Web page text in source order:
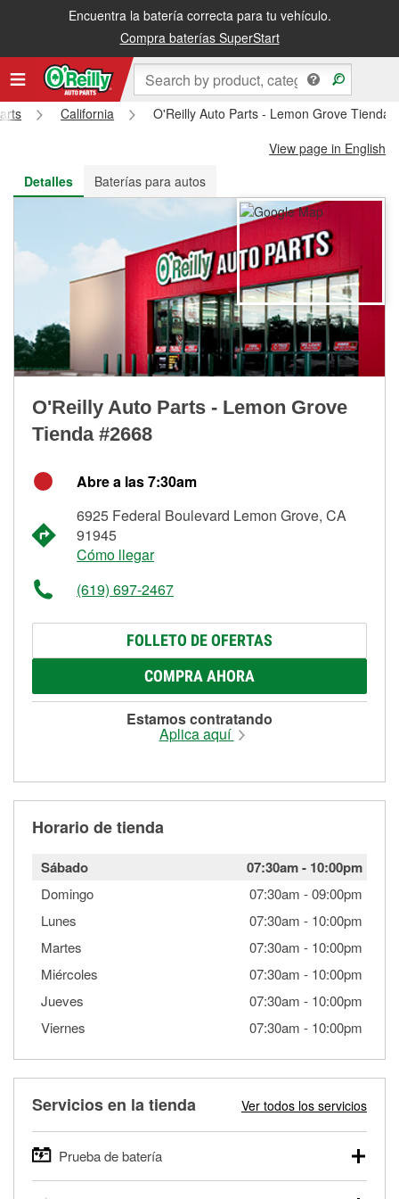
Encuentra la batería correcta para tu vehículo.
Compra baterías SuperStart
Recibe tu orden gratis al día siguiente o recógela en la tienda
California
O'Reilly Auto Parts - Lemon Grove Tienda
View page in English
Detalles
Baterías para autos
O'Reilly Auto Parts - Lemon Grove
Tienda #2668
Abre a las 7:30am
6925 Federal Boulevard Lemon Grove, CA
91945
Cómo llegar
(619) 697-2467
FOLLETO DE OFERTAS
COMPRA AHORA
Estamos contratando
Aplica aquí
Horario de tienda
Sábado 07:30am- 10:00pm
Domingo 07:30am -09:00pm
Lunes
07:30am - 10:00pm
Martes
07:30am - 10:00pm
Miércoles
07:30am - 10:00pm
Jueves
07:30am - 10:00pm
Viernes
07:30am - 10:00pm
Servicios en la tienda Ver todos los servicios
Prueba de batería